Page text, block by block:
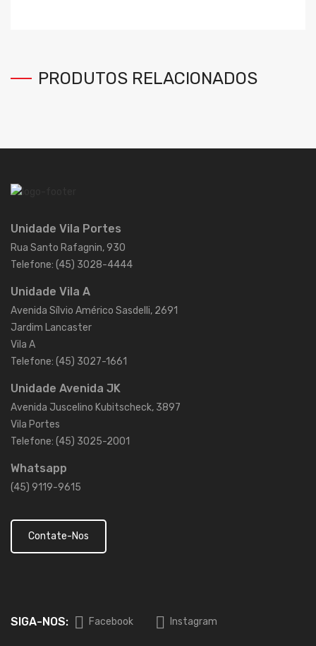
PRODUTOS RELACIONADOS
Unidade Vila Portes
Rua Santo Rafagnin, 930
Telefone: (45) 3028-4444
Unidade Vila A
Avenida Sílvio Américo Sasdelli, 2691
Jardim Lancaster
Vila A
Telefone: (45) 3027-1661
Unidade Avenida JK
Avenida Juscelino Kubitscheck, 3897
Vila Portes
Telefone: (45) 3025-2001
Whatsapp
(45) 9119-9615
Contate-Nos
SIGA-NOS: Facebook Instagram